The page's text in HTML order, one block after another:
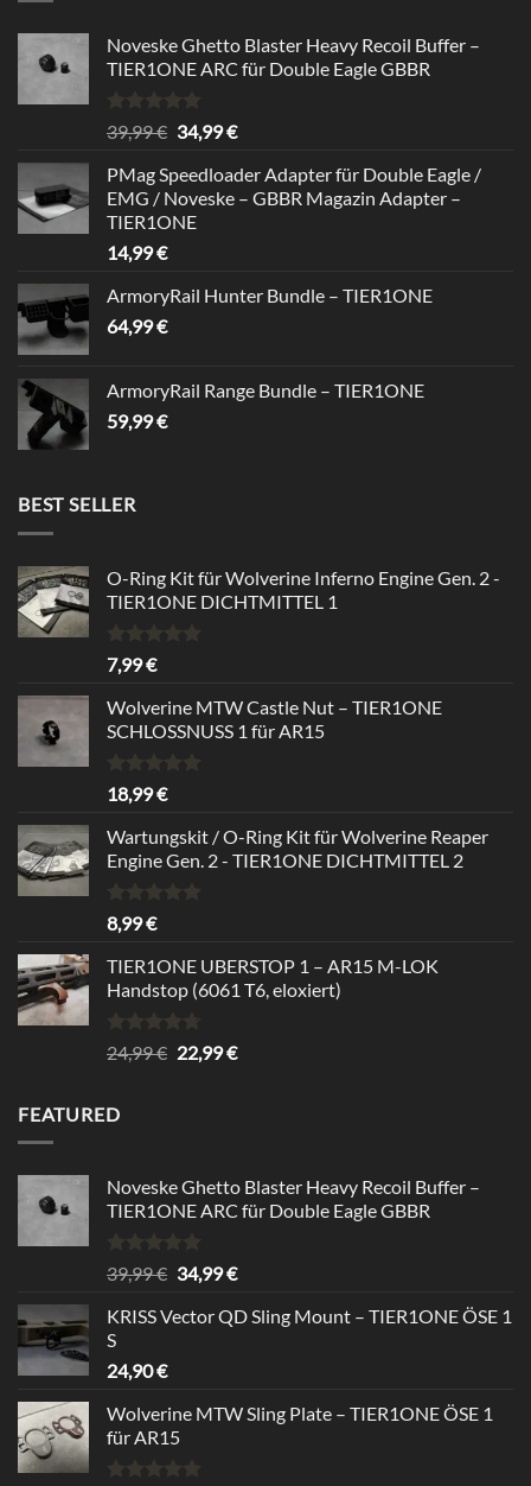
Noveske Ghetto Blaster Heavy Recoil Buffer –
TIER1ONE ARC für Double Eagle GBBR
Rated5.00
out of 5
39,99€ Original
was:
39,99 €.
34,99€Current
is:
34,99 €.
PMag Speedloader Adapter für Double Eagle /
EMG / Noveske – GBBR Magazin Adapter –
TIER1ONE
14,99€
ArmoryRail Hunter Bundle – TIER1ONE
64,99€
ArmoryRail Range Bundle – TIER1ONE
59,99€
BEST SELLER
O-Ring Kit für Wolverine Inferno Engine Gen. 2 -
TIER1ONE DICHTMITTEL 1
Rated
out of 5
7,99€
Wolverine MTW Castle Nut – TIER1ONE
SCHLOSSNUSS 1 für AR15
Rated5.00
out of 5
18,99€
Wartungskit / O-Ring Kit für Wolverine Reaper
Engine Gen. 2 - TIER1ONE DICHTMITTEL 2
Rated
out of 5
8,99€
TIER1ONE UBERSTOP 1 – AR15 M-LOK
Handstop (6061 T6, eloxiert)
Rated4.67
out of 5
24,99€ Original
22,99€Current
FEATURED
Noveske Ghetto Blaster Heavy Recoil Buffer –
TIER1ONE ARC für Double Eagle GBBR
Rated5.00
out of 5
39,99€ Original
was:
34,99€Current
is:
KRISS Vector QD Sling Mount – TIER1ONE ÖSE 1
S
24,90€
Wolverine MTW Sling Plate – TIER1ONE ÖSE 1
für AR15